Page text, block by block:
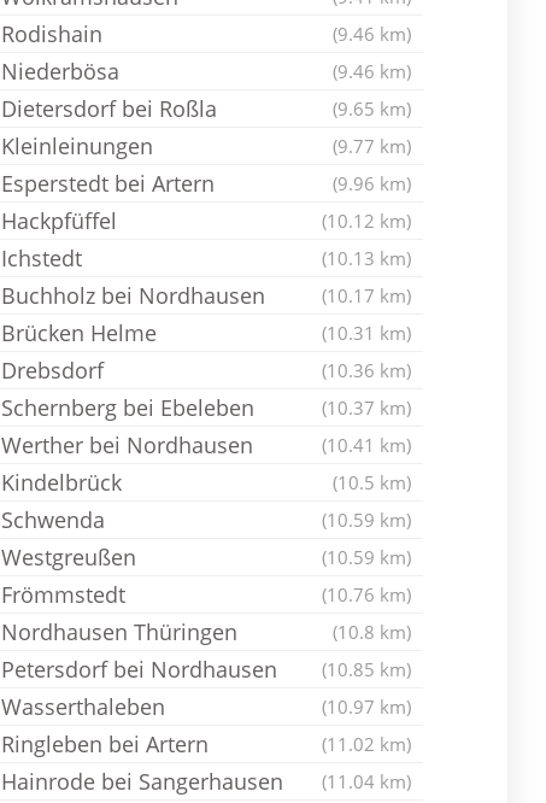
Rodishain (9.46 km)
Niederbösa (9.46 km)
Dietersdorf bei Roßla (9.65 km)
Kleinleinungen (9.77 km)
Esperstedt bei Artern (9.96 km)
Hackpfüffel (10.12 km)
Ichstedt (10.13 km)
Buchholz bei Nordhausen (10.17 km)
Brücken Helme (10.31 km)
Drebsdorf (10.36 km)
Schernberg bei Ebeleben (10.37 km)
Werther bei Nordhausen (10.41 km)
Kindelbrück (10.5 km)
Schwenda (10.59 km)
Westgreußen (10.59 km)
Frömmstedt (10.76 km)
Nordhausen Thüringen (10.8 km)
Petersdorf bei Nordhausen (10.85 km)
Wasserthaleben (10.97 km)
Ringleben bei Artern (11.02 km)
Hainrode bei Sangerhausen (11.04 km)